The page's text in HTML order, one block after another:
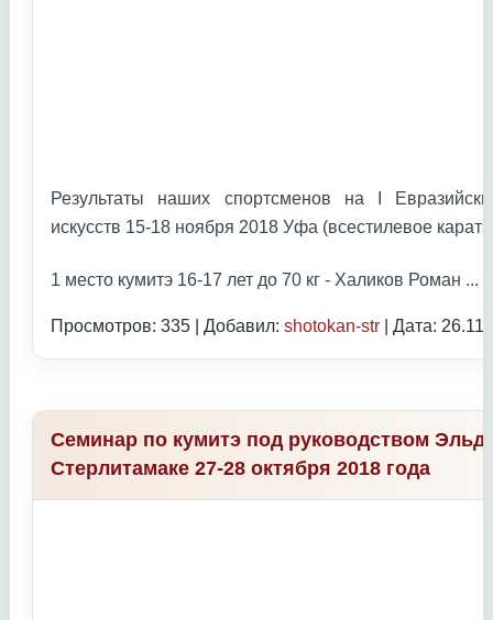
Результаты наших спортсменов на I
искусств 15-18 ноября 2018 Уфа (всестилевое
1 место кумитэ 16-17 лет до 70 кг - Халиков Роман ...
Просмотров: 335 | Добавил: shotokan-str | Дата:
Семинар по кумитэ под руководством
Стерлитамаке 27-28 октября 2018 года